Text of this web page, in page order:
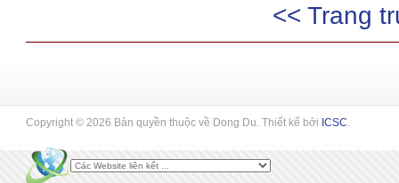
<< Trang
Copyright © 2026 Bản quyền thuộc về Dong Du. Thiết kế bởi ICSC.